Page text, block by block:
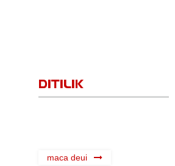
DITILIK
maca deui